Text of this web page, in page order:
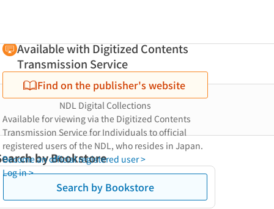
Available with Digitized Contents
Transmission Service
Find on the publisher's website
NDL Digital Collections
Available for viewing via the Digitized Contents
Transmission Service for Individuals to official
registered users of the NDL, who resides in Japan.
Become an official registered user >
Log in >
by Bookstore
Search by Bookstore